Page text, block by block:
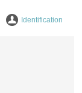
Identification